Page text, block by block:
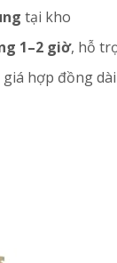
tại kho
1–2 giờ, hỗ
hợp đồng